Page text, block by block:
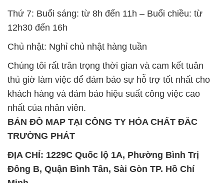
Thứ 7: Buổi sáng: từ 8h đến 11h – Buổi chiều: từ
12h30 đến 16h
Chủ nhật: Nghỉ chủ nhật hàng tuần
Chúng tôi rất trân trọng thời gian và cam kết tuân
thủ giờ làm việc để đảm bảo sự hỗ trợ tốt nhất cho
khách hàng và đảm bảo hiệu suất công việc cao
nhất của nhân viên.
BẢN ĐỒ MAP TẠI CÔNG TY HÓA CHẤT ĐẮC
TRƯỜNG PHÁT
ĐỊA CHỈ: 1229C Quốc lộ 1A, Phường Bình Trị
Đông B, Quận Bình Tân, Sài Gòn TP. Hồ Chí